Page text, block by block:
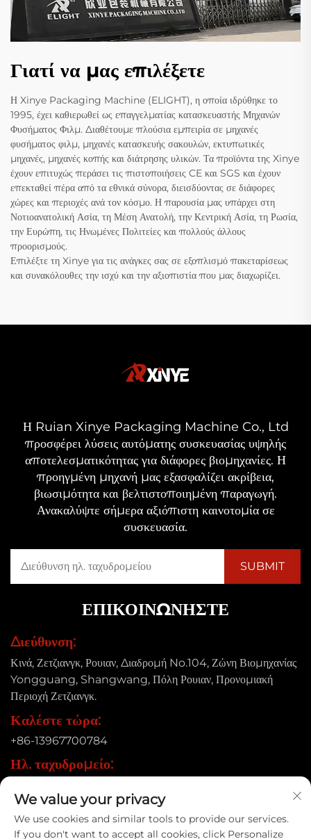
Γιατί να μας επιλέξετε
Η Xinye Packaging Machine (ELIGHT), η οποία ιδρύθηκε το
1995, έχει καθιερωθεί ως επαγγελματίας κατασκευαστής Μηχανών
Φυσήματος Φιλμ. Διαθέτουμε πλούσια εμπειρία σε μηχανές
φυσήματος φιλμ, μηχανές κατασκευής σακουλών, εκτυπωτικές
μηχανές, μηχανές κοπής και διάτρησης υλικών. Τα προϊόντα της Xinye
έχουν επιτυχώς περάσει τις πιστοποιήσεις CE και SGS και έχουν
επεκταθεί πέρα από τα εθνικά σύνορα, διεισδύοντας σε διάφορες
χώρες και περιοχές ανά τον κόσμο. Η παρουσία μας υπάρχει στη
Νοτιοανατολική Ασία, τη Μέση Ανατολή, την Κεντρική Ασία, τη Ρωσία,
την Ευρώπη, τις Ηνωμένες Πολιτείες και πολλούς άλλους
προορισμούς.
Επιλέξτε τη Xinye για τις ανάγκες σας σε εξοπλισμό πακεταρίσεως
και συνακόλουθες την ισχύ και την αξιοπιστία που μας διαχωρίζει.
Η Ruian Xinye Packaging Machine Co., Ltd
προσφέρει λύσεις αυτόματης συσκευασίας υψηλής
αποτελεσματικότητας για διάφορες βιομηχανίες. Η
προηγμένη μηχανή μας εξασφαλίζει ακρίβεια,
βιωσιμότητα και βελτιστοποιημένη παραγωγή.
Ανακαλύψτε σήμερα αξιόπιστη καινοτομία σε
συσκευασία.
ΕΠΙΚΟΙΝΩΝΉΣΤΕ
Διεύθυνση:
Κινά, Ζετζιανγκ, Ρουιαν, Διαδρομή No.104, Ζώνη Βιομηχανίας
Yongguang, Shangwang, Πόλη Ρουιαν, Προνομιακή
Περιοχή Ζετζιανγκ.
Καλέστε τώρα:
+86-13967700784
Ηλ. ταχυδρομείο:
We value your privacy
We use cookies and similar tools to provide our services.
If you don't want to accept all cookies, click Personalize